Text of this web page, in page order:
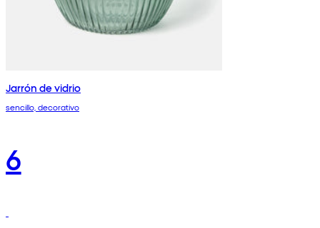
Jarrón de vidrio
sencillo, decorativo
6